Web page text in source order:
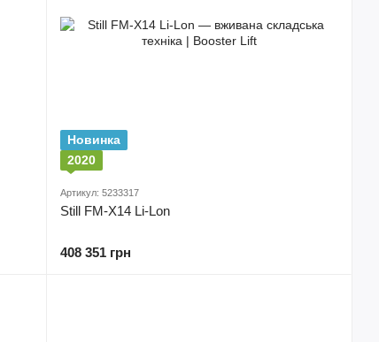
Новинка
2020
Артикул: 5233317
Still FM-X14 Li-Lon
408 351 грн